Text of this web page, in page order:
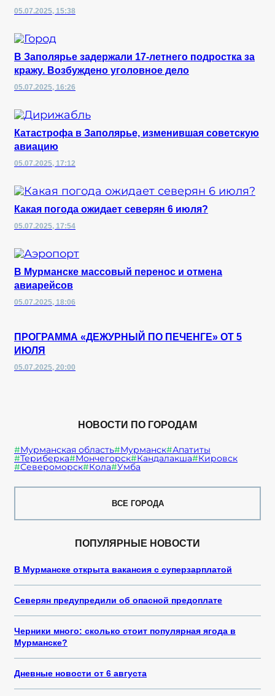
05.07.2025, 15:38
В Заполярье задержали 17-летнего подростка за
кражу. Возбуждено уголовное дело
05.07.2025, 16:26
Катастрофа в Заполярье, изменившая советскую
авиацию
05.07.2025, 17:12
Какая погода ожидает северян 6 июля?
05.07.2025, 17:54
В Мурманске массовый перенос и отмена
авиарейсов
05.07.2025, 18:06
ПРОГРАММА «ДЕЖУРНЫЙ ПО ПЕЧЕНГЕ» ОТ 5
ИЮЛЯ
05.07.2025, 20:00
НОВОСТИ ПО ГОРОДАМ
Мурманская область Мурманск Апатиты
Териберка Мончегорск Кандалакша Кировск
Североморск Кола Умба
ВСЕ ГОРОДА
ПОПУЛЯРНЫЕ НОВОСТИ
В Мурманске открыта вакансия с суперзарплатой
Северян предупредили об опасной предоплате
Черники много: сколько стоит популярная ягода в
Мурманске?
Дневные новости от 6 августа